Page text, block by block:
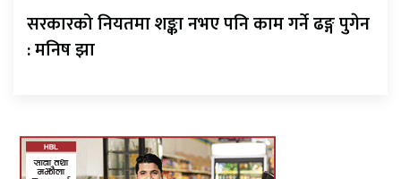
सरकारको नियतमा शङ्का नभए पनि काम गर्ने ढङ्ग पुगेन
: मनिष झा